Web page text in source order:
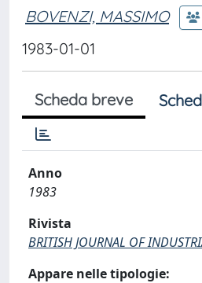
BOVENZI, MASSIMO
1983-01-01
Scheda breve
Anno
1983
Rivista
BRITISH JOURNAL OF
Appare nelle tipologie: